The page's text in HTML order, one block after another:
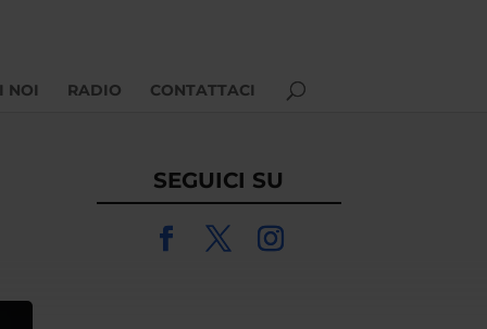
NOI RADIO CONTATTACI
SEGUICI SU